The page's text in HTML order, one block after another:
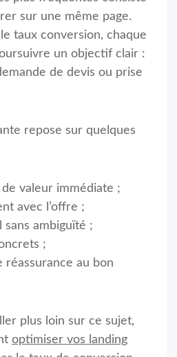
sur une même page.
taux conversion, chaque
un objectif clair :
de devis ou prise
repose sur quelques
valeur immédiate ;
avec l’offre ;
sans ambiguïté ;
;
réassurance au bon
plus loin sur ce sujet,
optimiser vos landing